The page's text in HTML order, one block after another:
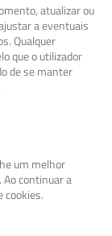
atualizar ou
a eventuais
Qualquer
que o utilizador
de se manter
um melhor
Ao continuar a
cookies.